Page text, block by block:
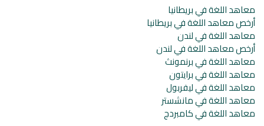
معاهد اللغة في بريطانيا
أرخص معاهد اللغة في بريطانيا
معاهد اللغة في لندن
أرخص معاهد اللغة في لندن
معاهد اللغة في برنمونث
معاهد اللغة في برايتون
معاهد اللغة في ليفربول
معاهد اللغة في مانشستر
معاهد اللغة في كامبردج